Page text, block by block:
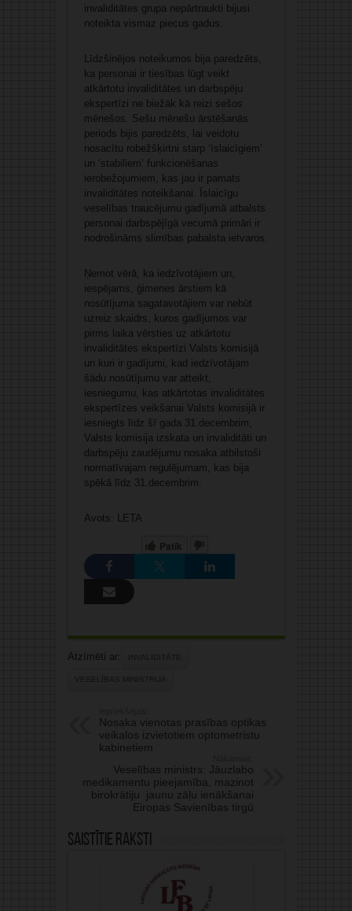
invaliditātes grupa nepārtraukti bijusi
noteikta vismaz piecus gadus.
Līdzšinējos noteikumos bija paredzēts,
ka personai ir tiesības lūgt veikt
atkārtotu invaliditātes un darbspēju
ekspertīzi ne biežāk kā reizi sešos
mēnešos. Sešu mēnešu ārstēšanās
periods bijis paredzēts, lai veidotu
nosacītu robežšķirtni starp ‘īslaicīgiem’
un ‘stabiliem’ funkcionēšanas
ierobežojumiem, kas jau ir pamats
invaliditātes noteikšanai. Īslaicīgu
veselības traucējumu gadījumā atbalsts
personai darbspējīgā vecumā primāri ir
nodrošināms slimības pabalsta ietvaros.
Ņemot vērā, ka iedzīvotājiem un,
iespējams, ģimenes ārstiem kā
nosūtījuma sagatavotājiem var nebūt
uzreiz skaidrs, kuros gadījumos var
pirms laika vērsties uz atkārtotu
invaliditātes ekspertīzi Valsts komisijā
un kuri ir gadījumi, kad iedzīvotājam
šādu nosūtījumu var atteikt,
iesniegumu, kas atkārtotas invaliditātes
ekspertīzes veikšanai Valsts komisijā ir
iesniegts līdz šī gada 31.decembrim,
Valsts komisija izskata un invaliditāti un
darbspēju zaudējumu nosaka atbilstoši
normatīvajam regulējumam, kas bija
spēkā līdz 31.decembrim.
Avots: LETA
Patīk
Atzīmēti ar: INVALIDITĀTE
VESELĪBAS MINISTRIJA
Nosaka vienotas prasības optikas
veikalos izvietotiem optometristu
kabinetiem
Veselības ministrs: Jāuzlabo
medikamentu pieejamība, mazinot
birokrātiju jaunu zāļu ienākšanai
Eiropas Savienības tirgū
Saistītie raksti